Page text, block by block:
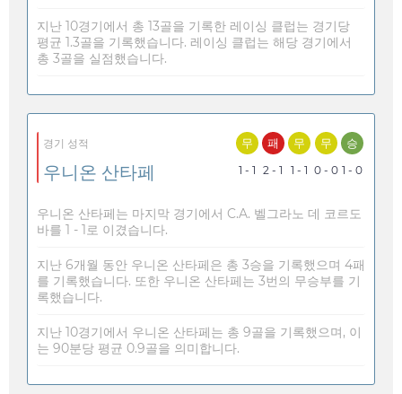
지난 10경기에서 총 13골을 기록한 레이싱 클럽는 경기당
평균 1.3골을 기록했습니다. 레이싱 클럽는 해당 경기에서
총 3골을 실점했습니다.
경기 성적
우니온 산타페
무
1 - 1
패
2 - 1
무
1 - 1
무
0 - 0
승
1 - 0
우니온 산타페는 마지막 경기에서 C.A. 벨그라노 데 코르도
바를 1 - 1로 이겼습니다.
지난 6개월 동안 우니온 산타페은 총 3승을 기록했으며 4패
를 기록했습니다. 또한 우니온 산타페는 3번의 무승부를 기
록했습니다.
지난 10경기에서 우니온 산타페는 총 9골을 기록했으며, 이
는 90분당 평균 0.9골을 의미합니다.